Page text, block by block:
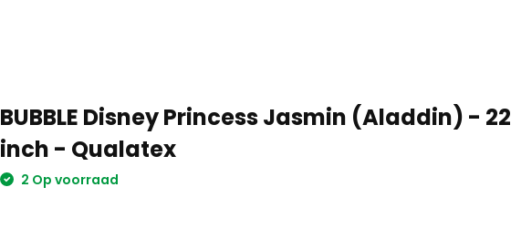
BUBBLE Disney Princess Jasmin (Aladdin) - 22
inch - Qualatex
2 Op voorraad